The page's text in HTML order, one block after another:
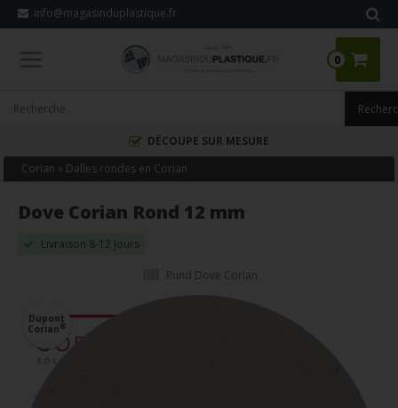
info@magasinduplastique.fr
0
DÉCOUPE SUR MESURE
Corian » Dalles rondes en Corian
Dove Corian Rond 12 mm
Livraison 8-12 Jours
Rund Dove Corian
Dupont
Corian®